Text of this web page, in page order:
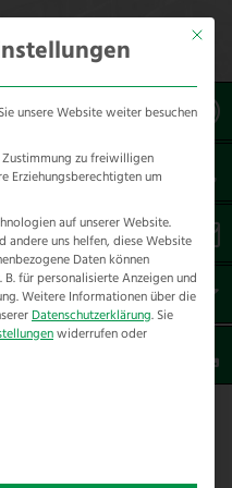
NACH
Produkten
mit Tieren vom
Holz =
Mit
unsere Website weiter besuchen
Zustimmung zu freiwilligen
Erziehungsberechtigten um
auf unserer Website.
andere uns helfen, diese Website
Daten können
für personalisierte Anzeigen und
Weitere Informationen über die
Datenschutzerklärung. Sie
widerrufen oder
Gruppen, für die eine